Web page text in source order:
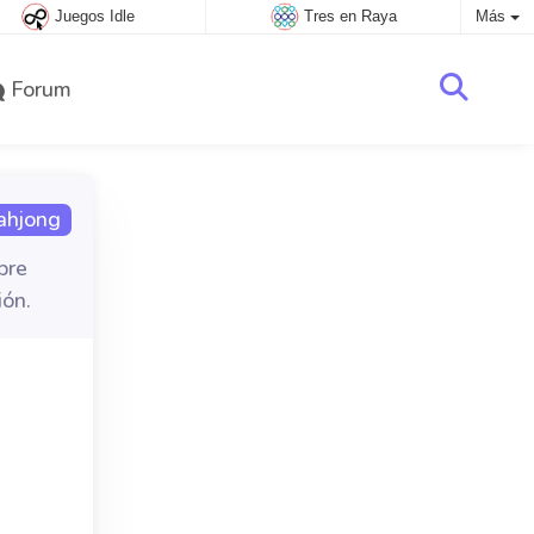
Juegos Idle Tres en Raya Más
Forum